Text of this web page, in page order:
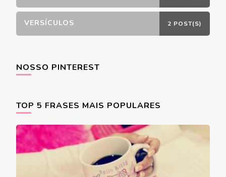
VERSÍCULOS 2 POST(S)
NOSSO PINTEREST
TOP 5 FRASES MAIS POPULARES